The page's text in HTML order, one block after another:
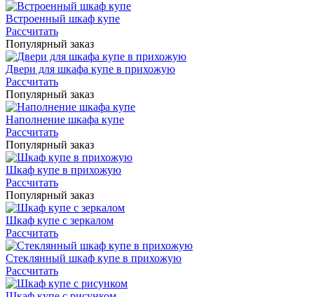
Встроенный шкаф купе
Рассчитать
Популярный заказ
Двери для шкафа купе в прихожую
Рассчитать
Популярный заказ
Наполнение шкафа купе
Рассчитать
Популярный заказ
Шкаф купе в прихожую
Рассчитать
Популярный заказ
Шкаф купе с зеркалом
Рассчитать
Стеклянный шкаф купе в прихожую
Рассчитать